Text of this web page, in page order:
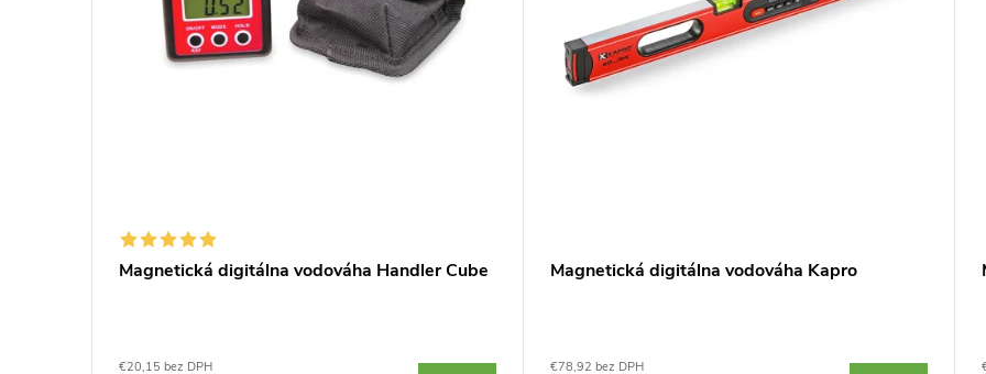
Magnetická digitálna vodováha Handler Cube
€20,15 bez DPH
Magnetická digitálna vodováha Kapro
€78,92 bez DPH